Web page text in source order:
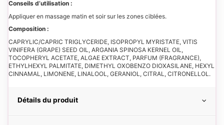
Conseils d’utilisation :
Appliquer en massage matin et soir sur les zones ciblées.
Composition :
CAPRYLIC/CAPRIC TRIGLYCERIDE, ISOPROPYL MYRISTATE, VITIS
VINIFERA (GRAPE) SEED OIL, ARGANIA SPINOSA KERNEL OIL,
TOCOPHERYL ACETATE, ALGAE EXTRACT, PARFUM (FRAGRANCE),
ETHYLHEXYL PALMITATE, DIMETHYL OXOBENZO DIOXASILANE, HEXYL
CINNAMAL, LIMONENE, LINALOOL, GERANIOL, CITRAL, CITRONELLOL.
Détails du produit